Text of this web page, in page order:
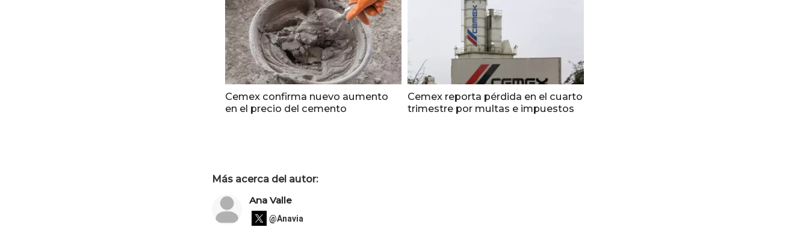
Cemex confirma nuevo aumento
en el precio del cemento
Cemex reporta pérdida en el cuarto
trimestre por multas e impuestos
Más acerca del autor:
Ana Valle
@Anavia